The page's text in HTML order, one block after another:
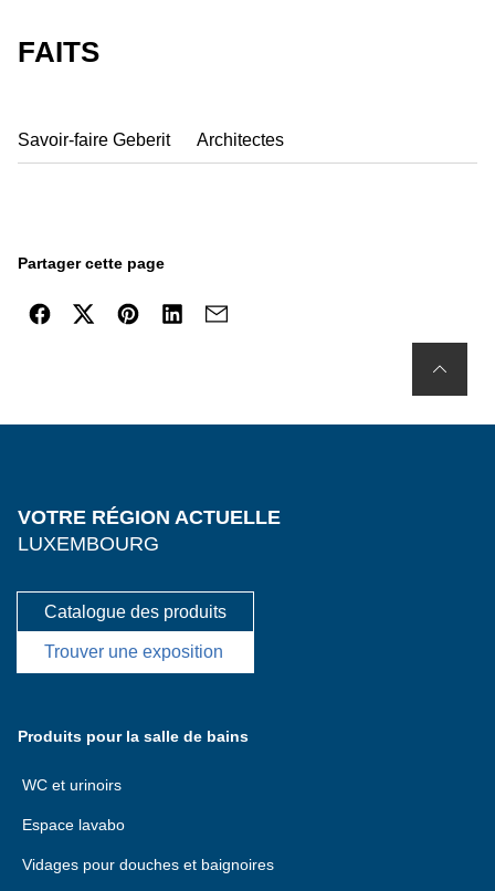
FAITS
Savoir-faire Geberit Architectes
Partager cette page
VOTRE RÉGION ACTUELLE
LUXEMBOURG
Catalogue des produits
Trouver une exposition
Produits pour la salle de bains
WC et urinoirs
Espace lavabo
Vidages pour douches et baignoires